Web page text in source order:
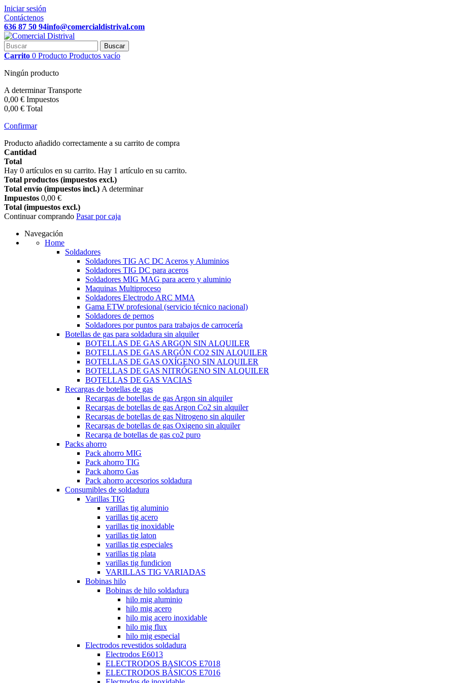
Iniciar sesión
Contáctenos
636 87 50 94info@comercialdistrival.com
Buscar
Carrito 0 Producto Productos vacío
Ningún producto
A determinarTransporte
0,00 € Impuestos
0,00 € Total
Confirmar
Producto añadido correctamente a su carrito de compra
Cantidad
Total
Hay 0 artículos en su carrito. Hay 1 artículo en su carrito.
Total productos (impuestos excl.)
Total envío (impuestos incl.) A determinar
Impuestos 0,00 €
Total (impuestos excl.)
Continuar comprando Pasar por caja
Navegación
Home
Soldadores
Soldadores TIG AC DC Aceros y Aluminios
Soldadores TIG DC para aceros
Soldadores MIG MAG para acero y aluminio
Maquinas Multiproceso
Soldadores Electrodo ARC MMA
Gama ETW profesional (servicio técnico nacional)
Soldadores de pernos
Soldadores por puntos para trabajos de carrocería
Botellas de gas para soldadura sin alquiler
BOTELLAS DE GAS ARGON SIN ALQUILER
BOTELLAS DE GAS ARGÓN CO2 SIN ALQUILER
BOTELLAS DE GAS OXÍGENO SIN ALQUILER
BOTELLAS DE GAS NITRÓGENO SIN ALQUILER
BOTELLAS DE GAS VACIAS
Recargas de botellas de gas
Recargas de botellas de gas Argon sin alquiler
Recargas de botellas de gas Argon Co2 sin alquiler
Recargas de botellas de gas Nitrogeno sin alquiler
Recargas de botellas de gas Oxigeno sin alquiler
Recarga de botellas de gas co2 puro
Packs ahorro
Pack ahorro MIG
Pack ahorro TIG
Pack ahorro Gas
Pack ahorro accesorios soldadura
Consumibles de soldadura
Varillas TIG
varillas tig aluminio
varillas tig acero
varillas tig inoxidable
varillas tig laton
varillas tig especiales
varillas tig plata
varillas tig fundicion
VARILLAS TIG VARIADAS
Bobinas hilo
Bobinas de hilo soldadura
hilo mig aluminio
hilo mig acero
hilo mig acero inoxidable
hilo mig flux
hilo mig especial
Electrodos revestidos soldadura
Electrodos E6013
ELECTRODOS BASICOS E7018
ELECTRODOS BÁSICOS E7016